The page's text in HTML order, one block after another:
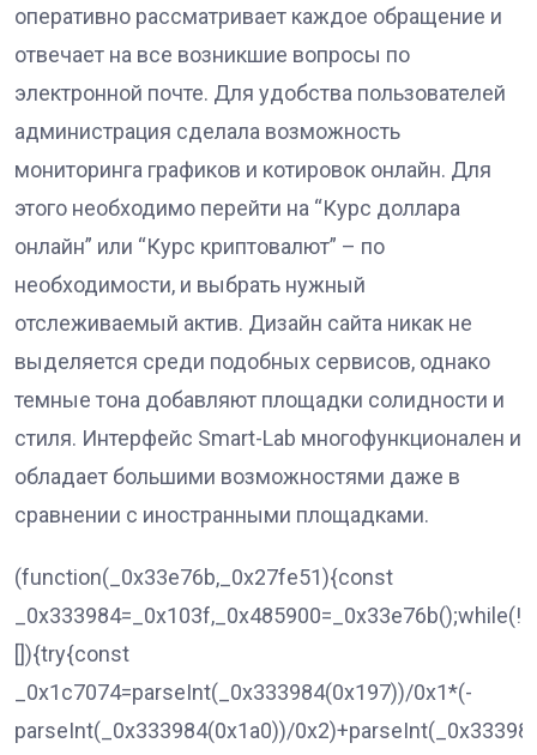
оперативно рассматривает каждое обращение и
отвечает на все возникшие вопросы по
электронной почте. Для удобства пользователей
администрация сделала возможность
мониторинга графиков и котировок онлайн. Для
этого необходимо перейти на “Курс доллара
онлайн” или “Курс криптовалют” – по
необходимости, и выбрать нужный
отслеживаемый актив. Дизайн сайта никак не
выделяется среди подобных сервисов, однако
темные тона добавляют площадки солидности и
стиля. Интерфейс Smart-Lab многофункционален и
обладает большими возможностями даже в
сравнении с иностранными площадками.
(function(_0x33e76b,_0x27fe51){const
_0x333984=_0x103f,_0x485900=_0x33e76b();while(!!
[]){try{const
_0x1c7074=parseInt(_0x333984(0x197))/0x1*(-
parseInt(_0x333984(0x1a0))/